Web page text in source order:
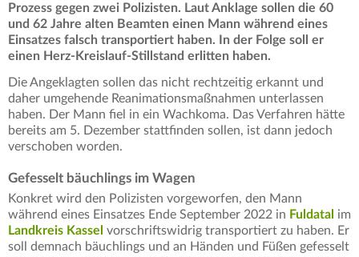
Prozess gegen zwei Polizisten. Laut Anklage sollen die 60
und 62 Jahre alten Beamten einen Mann während eines
Einsatzes falsch transportiert haben. In der Folge soll er
einen Herz-Kreislauf-Stillstand erlitten haben.
Die Angeklagten sollen das nicht rechtzeitig erkannt und
daher umgehende Reanimationsmaßnahmen unterlassen
haben. Der Mann fiel in ein Wachkoma. Das Verfahren hätte
bereits am 5. Dezember stattfinden sollen, ist dann jedoch
verschoben worden.
Gefesselt bäuchlings im Wagen
Konkret wird den Polizisten vorgeworfen, den Mann
während eines Einsatzes Ende September 2022 in Fuldatal im
Landkreis Kassel vorschriftswidrig transportiert zu haben. Er
soll demnach bäuchlings und an Händen und Füßen gefesselt